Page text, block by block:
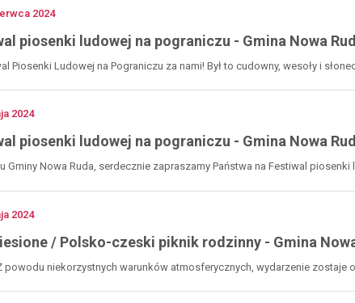
2024
piosenki ludowej na pograniczu - Gmina Nowa
Piosenki Ludowej na Pograniczu za nami! Był to cudowny, wesoły i
2024
piosenki ludowej na pograniczu - Gmina Nowa
Gminy Nowa Ruda, serdecznie zapraszamy Państwa na Festiwal
2024
/ Polsko-czeski piknik rodzinny - Gmina
powodu niekorzystnych warunków atmosferycznych, wydarzenie zostaje